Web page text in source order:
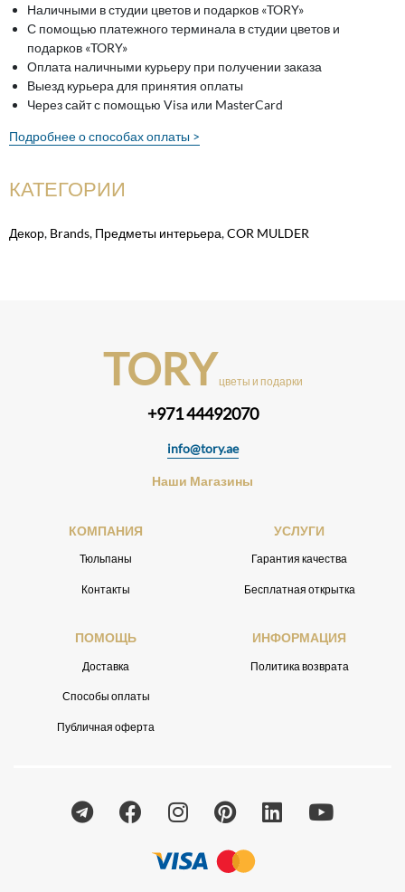
Наличными в студии цветов и подарков «TORY»
С помощью платежного терминала в студии цветов и
подарков «TORY»
Оплата наличными курьеру при получении заказа
Выезд курьера для принятия оплаты
Через сайт с помощью Visa или MasterCard
Подробнее о способах оплаты >
КАТЕГОРИИ
Декор, Brands, Предметы интерьера,COR MULDER
TORY цветы и подарки
+971 44492070
info@tory.ae
Наши Магазины
КОМПАНИЯ
Тюльпаны
Контакты
УСЛУГИ
Гарантия качества
Бесплатная открытка
ПОМОЩЬ
Доставка
Способы оплаты
Публичная оферта
ИНФОРМАЦИЯ
Политика возврата